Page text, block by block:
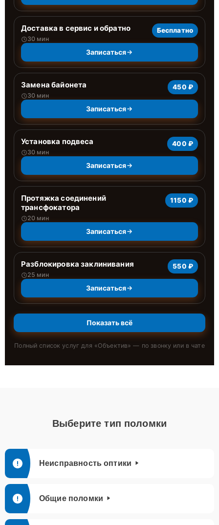
Доставка в сервис и обратно
30 мин
Бесплатно
Записаться
Замена байонета
30 мин
450 ₽
Записаться
Установка подвеса
30 мин
400 ₽
Записаться
Протяжка соединений
трансфокатора
20 мин
1150 ₽
Записаться
Разблокировка заклинивания
25 мин
550 ₽
Записаться
Показать всё
Полный список услуг для «Объектив» — по звонку или в чате
Выберите тип поломки
Неисправность оптики
Общие поломки